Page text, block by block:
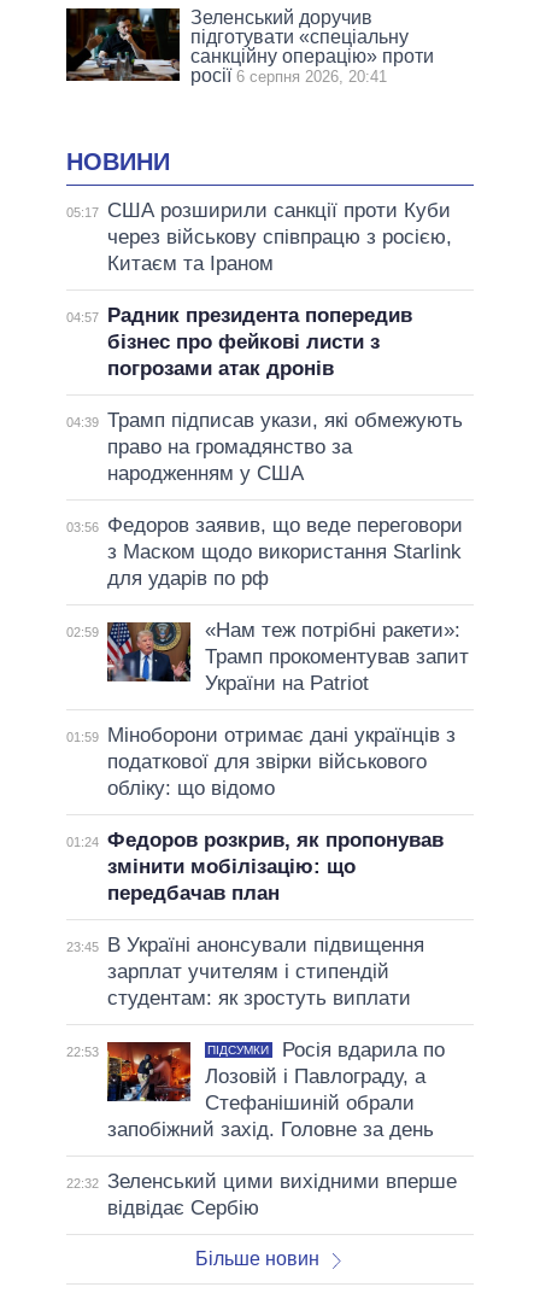
Зеленський доручив
підготувати «спеціальну
санкційну операцію» проти
росії 6 серпня 2026, 20:41
НОВИНИ
05:17
США розширили санкції проти Куби
через військову співпрацю з росією,
Китаєм та Іраном
04:57
Радник президента попередив
бізнес про фейкові листи з
погрозами атак дронів
04:39 Трамп підписав укази, які обмежують
право на громадянство за
народженням у США
03:56
Федоров заявив, що веде переговори
з Маском щодо використання Starlink
для ударів по рф
02:59
«Нам теж потрібні ракети»:
Трамп прокоментував запит
України на Patriot
01:59
Міноборони отримає дані українців з
податкової для звірки військового
обліку: що відомо
01:24 Федоров розкрив, як пропонував
змінити мобілізацію: що
передбачав план
23:45
В Україні анонсували підвищення
зарплат учителям і стипендій
студентам: як зростуть виплати
22:53 ПІДСУМКИ
Росія вдарила по
Лозовій і Павлограду, а
Стефанішиній обрали
запобіжний захід. Головне за день
22:32 Зеленський цими вихідними вперше
відвідає Сербію
Більше новин